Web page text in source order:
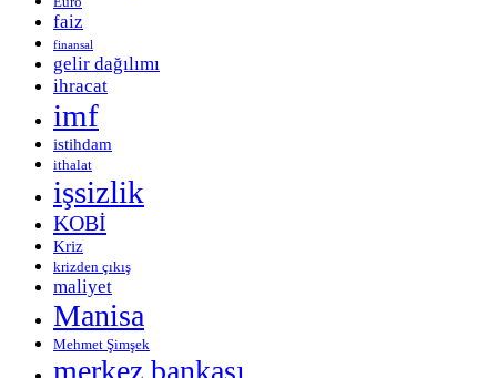
faiz
finansal
gelir dağılımı
ihracat
imf
istihdam
ithalat
işsizlik
KOBİ
Kriz
krizden çıkış
maliyet
Manisa
Mehmet Şimşek